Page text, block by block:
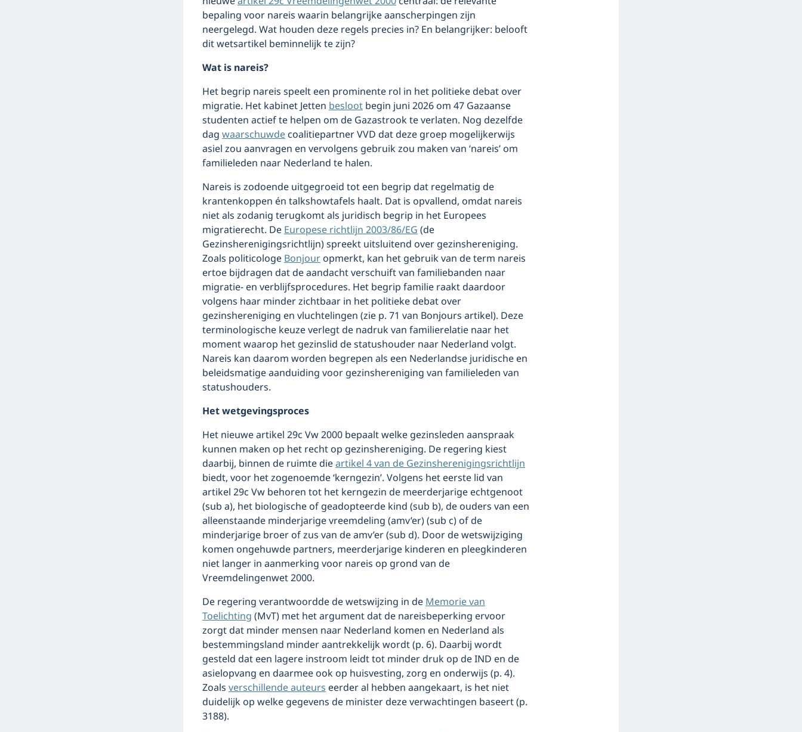
bepaling voor nareis waarin belangrijke aanscherpingen zijn
neergelegd. Wat houden deze regels precies in? En belangrijker: belooft
dit wetsartikel beminnelijk te zijn?
Wat is nareis?
Het begrip nareis speelt een prominente rol in het politieke debat over
migratie. Het kabinet Jettenbeslootbegin juni 2026 om 47 Gazaanse
studenten actief te helpen om de Gazastrook te verlaten. Nog dezelfde
dagwaarschuwdecoalitiepartner VVD dat deze groep mogelijkerwijs
asiel zou aanvragen en vervolgens gebruik zou maken van ‘nareis’ om
familieleden naar Nederland te halen.
Nareis is zodoende uitgegroeid tot een begrip dat regelmatig de
krantenkoppen én talkshowtafels haalt. Dat is opvallend, omdat nareis
niet als zodanig terugkomt als juridisch begrip in het Europees
migratierecht. DeEuropese richtlijn 2003/86/EG(de
Gezinsherenigingsrichtlijn) spreekt uitsluitend over gezinshereniging.
Zoals politicologeBonjouropmerkt, kan het gebruik van de term nareis
ertoe bijdragen dat de aandacht verschuift van familiebanden naar
migratie- en verblijfsprocedures. Het begrip familie raakt daardoor
volgens haar minder zichtbaar in het politieke debat over
gezinshereniging en vluchtelingen (zie p. 71 van Bonjours artikel). Deze
terminologische keuze verlegt de nadruk van familierelatie naar het
moment waarop het gezinslid de statushouder naar Nederland volgt.
Nareis kan daarom worden begrepen als een Nederlandse juridische en
beleidsmatige aanduiding voor gezinshereniging van familieleden van
statushouders.
Het wetgevingsproces
Het nieuwe artikel 29c Vw 2000 bepaalt welke gezinsleden aanspraak
kunnen maken op het recht op gezinshereniging. De regering kiest
daarbij, binnen de ruimte dieartikel 4 van de Gezinsherenigingsrichtlijn
biedt, voor het zogenoemde ‘kerngezin’. Volgens het eerste lid van
artikel 29c Vw behoren tot het kerngezin de meerderjarige echtgenoot
(sub a), het biologische of geadopteerde kind (sub b), de ouders van een
alleenstaande minderjarige vreemdeling (amv’er) (sub c) of de
minderjarige broer of zus van de amv’er (sub d). Door de wetswijziging
komen ongehuwde partners, meerderjarige kinderen en pleegkinderen
niet langer in aanmerking voor nareis op grond van de
Vreemdelingenwet 2000.
De regering verantwoordde de wetswijzing in deMemorie van
Toelichting(MvT) met het argument dat de nareisbeperking ervoor
zorgt dat minder mensen naar Nederland komen en Nederland als
bestemmingsland minder aantrekkelijk wordt (p. 6). Daarbij wordt
gesteld dat een lagere instroom leidt tot minder druk op de IND en de
asielopvang en daarmee ook op huisvesting, zorg en onderwijs (p. 4).
Zoalsverschillende auteurseerder al hebben aangekaart, is het niet
duidelijk op welke gegevens de minister deze verwachtingen baseert (p.
3188).